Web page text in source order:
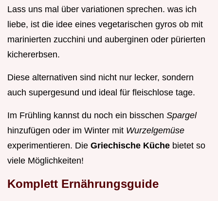
Lass uns mal über variationen sprechen. was ich
liebe, ist die idee eines vegetarischen gyros ob mit
marinierten zucchini und auberginen oder pürierten
kichererbsen.
Diese alternativen sind nicht nur lecker, sondern
auch supergesund und ideal für fleischlose tage.
Im Frühling kannst du noch ein bisschen Spargel
hinzufügen oder im Winter mit Wurzelgemüse
experimentieren. Die Griechische Küche bietet so
viele Möglichkeiten!
Komplett Ernährungsguide